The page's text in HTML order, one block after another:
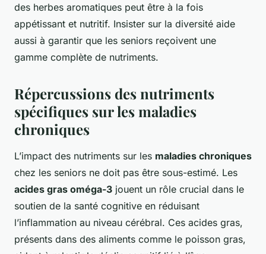
des herbes aromatiques peut être à la fois
appétissant et nutritif. Insister sur la diversité aide
aussi à garantir que les seniors reçoivent une
gamme complète de nutriments.
Répercussions des nutriments
spécifiques sur les maladies
chroniques
L’impact des nutriments sur les maladies chroniques
chez les seniors ne doit pas être sous-estimé. Les
acides gras oméga-3 jouent un rôle crucial dans le
soutien de la santé cognitive en réduisant
l’inflammation au niveau cérébral. Ces acides gras,
présents dans des aliments comme le poisson gras,